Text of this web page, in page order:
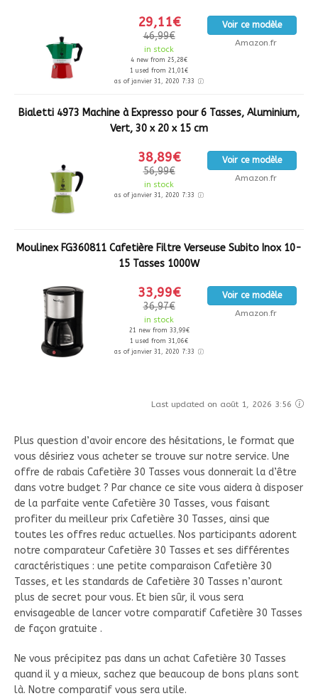
29,11€
46,99€
in stock
4 new from 25,28€
1 used from 21,01€
as of janvier 31, 2020 7:33
Voir ce modèle
Amazon.fr
Bialetti 4973 Machine à Expresso pour 6 Tasses, Aluminium,
Vert, 30 x 20 x 15 cm
38,89€
56,99€
in stock
as of janvier 31, 2020 7:33
Voir ce modèle
Amazon.fr
Moulinex FG360811 Cafetière Filtre Verseuse Subito Inox 10-
15 Tasses 1000W
33,99€
36,97€
in stock
21 new from 33,99€
1 used from 31,06€
as of janvier 31, 2020 7:33
Voir ce modèle
Amazon.fr
Last updated on août 1, 2026 3:56
Plus question d’avoir encore des hésitations, le format que
vous désiriez vous acheter se trouve sur notre service. Une
offre de rabais Cafetière 30 Tasses vous donnerait la d’être
dans votre budget ? Par chance ce site vous aidera à disposer
de la parfaite vente Cafetière 30 Tasses, vous faisant
profiter du meilleur prix Cafetière 30 Tasses, ainsi que
toutes les offres reduc actuelles. Nos participants adorent
notre comparateur Cafetière 30 Tasses et ses différentes
caractéristiques : une petite comparaison Cafetière 30
Tasses, et les standards de Cafetière 30 Tasses n’auront
plus de secret pour vous. Et bien sûr, il vous sera
envisageable de lancer votre comparatif Cafetière 30 Tasses
de façon gratuite .
Ne vous précipitez pas dans un achat Cafetière 30 Tasses
quand il y a mieux, sachez que beaucoup de bons plans sont
là. Notre comparatif vous sera utile.